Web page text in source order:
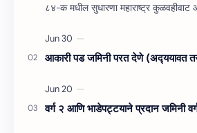
८४-क मधील सुधारणा महाराष्‍ट्र कुळवहीवाट आणि शेतजमीन अधिनियम
आकारी पड जमिनी परत देणे
वर्ग २ आणि भाडेपट्टयाने प्रदान जमिनी